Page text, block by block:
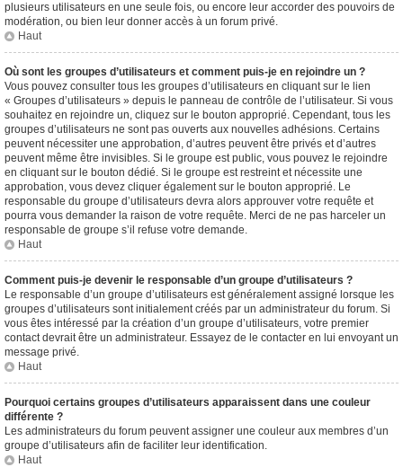
plusieurs utilisateurs en une seule fois, ou encore leur accorder des pouvoirs de
modération, ou bien leur donner accès à un forum privé.
Haut
Où sont les groupes d’utilisateurs et comment puis-je en rejoindre un ?
Vous pouvez consulter tous les groupes d’utilisateurs en cliquant sur le lien
« Groupes d’utilisateurs » depuis le panneau de contrôle de l’utilisateur. Si vous
souhaitez en rejoindre un, cliquez sur le bouton approprié. Cependant, tous les
groupes d’utilisateurs ne sont pas ouverts aux nouvelles adhésions. Certains
peuvent nécessiter une approbation, d’autres peuvent être privés et d’autres
peuvent même être invisibles. Si le groupe est public, vous pouvez le rejoindre
en cliquant sur le bouton dédié. Si le groupe est restreint et nécessite une
approbation, vous devez cliquer également sur le bouton approprié. Le
responsable du groupe d’utilisateurs devra alors approuver votre requête et
pourra vous demander la raison de votre requête. Merci de ne pas harceler un
responsable de groupe s’il refuse votre demande.
Haut
Comment puis-je devenir le responsable d’un groupe d’utilisateurs ?
Le responsable d’un groupe d’utilisateurs est généralement assigné lorsque les
groupes d’utilisateurs sont initialement créés par un administrateur du forum. Si
vous êtes intéressé par la création d’un groupe d’utilisateurs, votre premier
contact devrait être un administrateur. Essayez de le contacter en lui envoyant un
message privé.
Haut
Pourquoi certains groupes d’utilisateurs apparaissent dans une couleur
différente ?
Les administrateurs du forum peuvent assigner une couleur aux membres d’un
groupe d’utilisateurs afin de faciliter leur identification.
Haut